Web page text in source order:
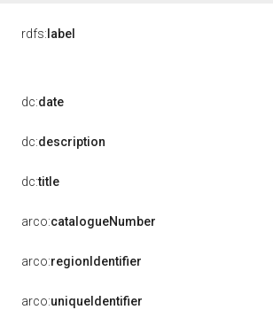
rdfs: label
dc:date
dc:description
dc:title
arco:catalogueNumber
arco:regionIdentifier
arco:uniqueIdentifier